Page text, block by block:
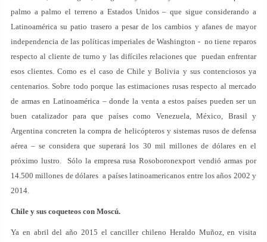
palmo a palmo el terreno a Estados Unidos – que sigue considerando a
Latinoamérica su patio trasero a pesar de los cambios y afanes de mayor
independencia de las políticas imperiales de Washington - no tiene reparos
respecto al cliente de turno y las difíciles relaciones que puedan enfrentar
esos clientes. Como es el caso de Chile y Bolivia y sus contenciosos ya
centenarios. Sobre todo porque las estimaciones rusas respecto al mercado
de armas en Latinoamérica – donde la venta a estos países pueden ser un
buen catalizador para que países como Venezuela, México, Brasil y
Argentina concreten la compra de helicópteros y sistemas rusos de defensa
aérea – se considera que superará los 30 mil millones de dólares en el
próximo lustro. Sólo la empresa rusa Rosoboronexport vendió armas por
14.500 millones de dólares a países latinoamericanos entre los años 2002 y
2014.
Chile y sus coqueteos con Moscú.
Ya en abril del año 2015 el canciller chileno Heraldo Muñoz, en visita